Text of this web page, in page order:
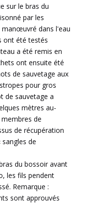
sur le bras du
par les
manœuvré dans l'eau
ont été testés
a été remis en
ont ensuite été
de sauvetage aux
pour gros
de sauvetage a
mètres au-
de
de récupération
de
du bossoir avant
les fils pendent
Remarque :
sont approuvés